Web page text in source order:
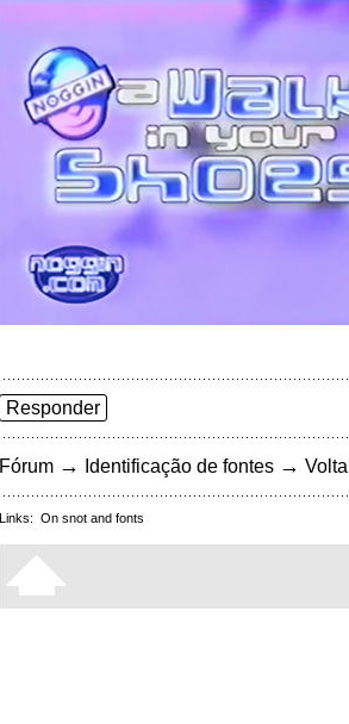
Responder
Fórum → Identificação de fontes →
Links: On snot and fonts